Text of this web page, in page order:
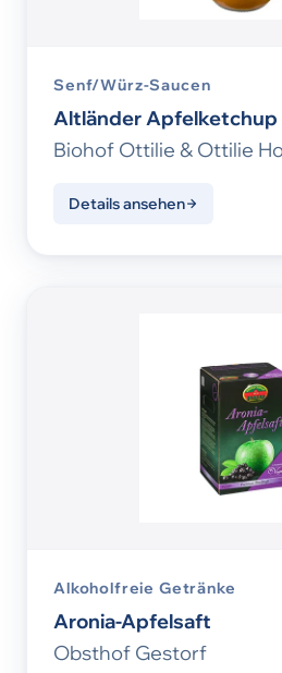
Senf/Würz-Saucen
Altländer Apfelketchup
Biohof Ottilie & Ottilie
Details ansehen
Alkoholfreie Getränke
Aronia-Apfelsaft
Obsthof Gestorf